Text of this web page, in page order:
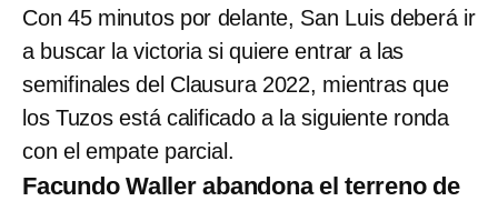
Con 45 minutos por delante, San Luis deberá ir
a buscar la victoria si quiere entrar a las
semifinales del Clausura 2022, mientras que
los Tuzos está calificado a la siguiente ronda
con el empate parcial.
Facundo Waller abandona el terreno de